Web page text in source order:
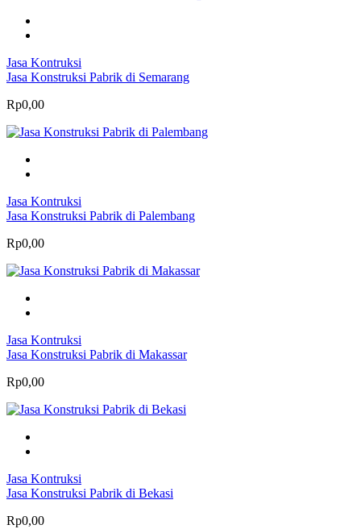
Jasa Kontruksi
Jasa Konstruksi Pabrik di Semarang
Rp0,00
Jasa Kontruksi
Jasa Konstruksi Pabrik di Palembang
Rp0,00
Jasa Kontruksi
Jasa Konstruksi Pabrik di Makassar
Rp0,00
Jasa Kontruksi
Jasa Konstruksi Pabrik di Bekasi
Rp0,00